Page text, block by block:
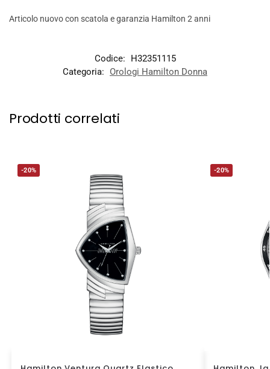
Articolo nuovo con scatola e garanzia Hamilton 2 anni
Codice:
H32351115
Categoria:
Orologi Hamilton Donna
Prodotti correlati
-20% -20%